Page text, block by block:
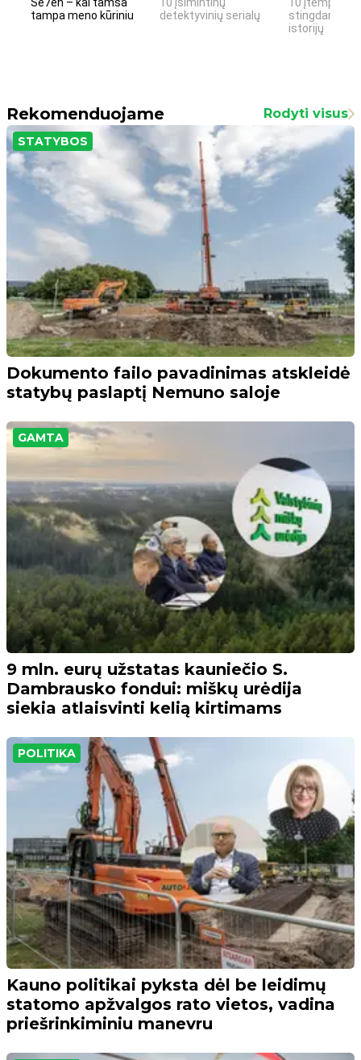
tampa meno kūriniu
detektyvinių serialų
stingdančių
istorijų
Rekomenduojame Rodyti visus
STATYBOS
Dokumento failo pavadinimas atskleidė
statybų paslaptį Nemuno saloje
GAMTA
9 mln. eurų užstatas kauniečio S.
Dambrausko fondui: miškų urėdija
siekia atlaisvinti kelią kirtimams
POLITIKA
Kauno politikai pyksta dėl be leidimų
statomo apžvalgos rato vietos, vadina
priešrinkiminiu manevru